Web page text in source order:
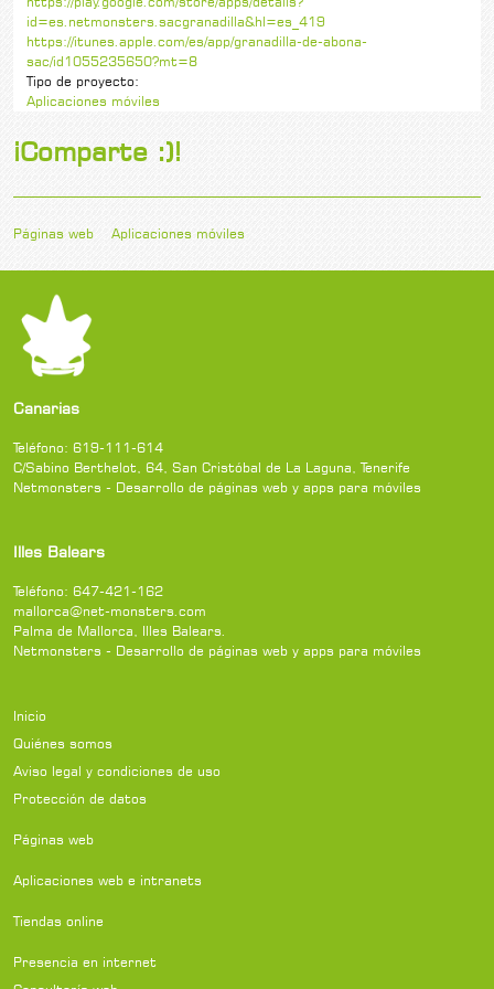
id=es.netmonsters.sacgranadilla&hl=es_419
https://itunes.apple.com/es/app/granadilla-de-abona-
sac/id1055235650?mt=8
Tipo de proyecto:
Aplicaciones móviles
¡Comparte :)!
Páginas web Aplicaciones móviles
Canarias
Teléfono: 619-111-614
C/Sabino Berthelot, 64 San Cristóbal de La Laguna ,Tenerife
Netmonsters - Desarrollo de páginas web y apps para móviles
Illes Balears
Teléfono: 647-421-162
mallorca@net-monsters.com
Palma de Mallorca
Illes Balears
Netmonsters - Desarrollo de páginas web y apps para móviles
Inicio
Quiénes somos
Aviso legal y condiciones de uso
Protección de datos
Páginas web
Aplicaciones web e intranets
Tiendas online
Presencia en internet